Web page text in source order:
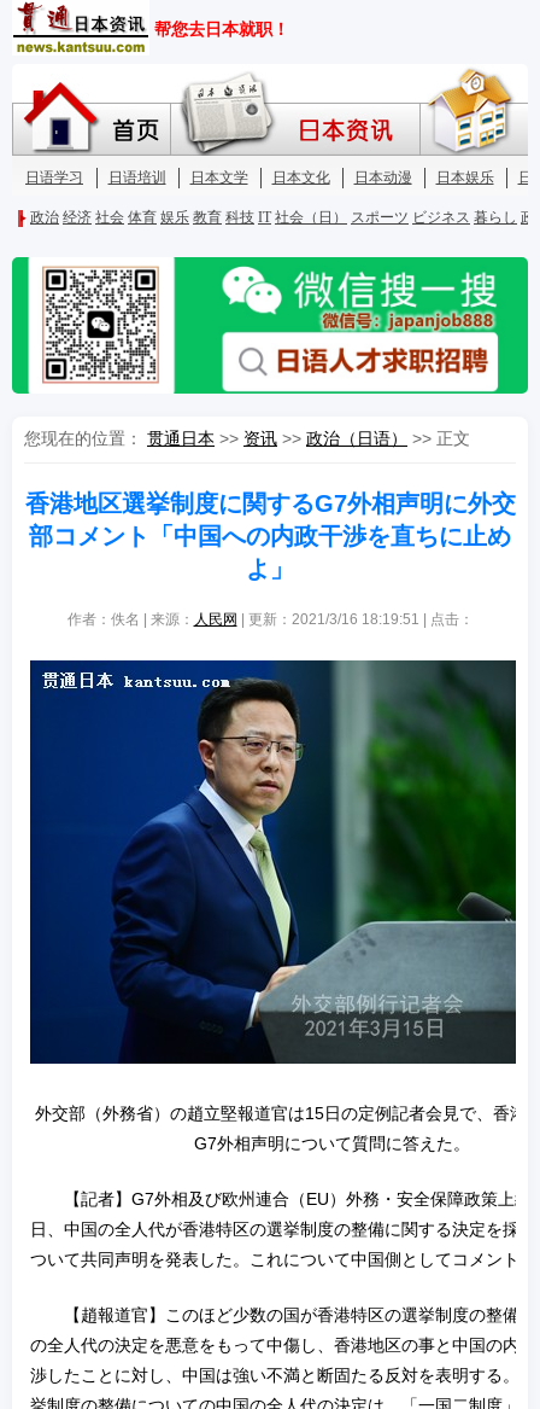
您现在的位置： 贯通日本 >> 资讯 >> 政治（日语） >> 正文
香港地区選挙制度に関するG7外相声明に外交
部コメント「中国への内政干渉を直ちに止め
よ」
作者：佚名 | 来源： 人民网 | 更新：2021/3/16 18:19:51 | 点击：
外交部（外務省）の趙立堅報道官は15日の定例記者会見で、香港
G7外相声明について質問に答えた。
【記者】G7外相及び欧州連合（EU）外務・安全保障政策上級
日、中国の全人代が香港特区の選挙制度の整備に関する決定を採
ついて共同声明を発表した。これについて中国側としてコメントは
【趙報道官】このほど少数の国が香港特区の選挙制度の整備
の全人代の決定を悪意をもって中傷し、香港地区の事と中国の内
渉したことに対し、中国は強い不満と断固たる反対を表明する。